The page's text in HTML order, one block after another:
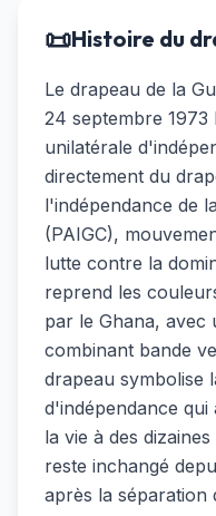
📜Histoire du
Le drapeau de la
24 septembre
unilatérale
directement du
l'indépendance de
(PAIGC),
lutte contre la
reprend les
par le Ghana, avec
combinant bande
drapeau symbolise
d'indépendance
la vie à des
reste inchangé
après la séparation